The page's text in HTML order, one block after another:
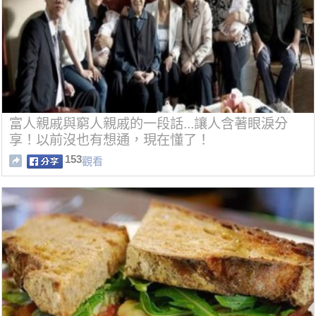
富人親戚與窮人親戚的一段話...讓人含著眼淚分
享！以前沒也有想通，現在懂了！
153觀看